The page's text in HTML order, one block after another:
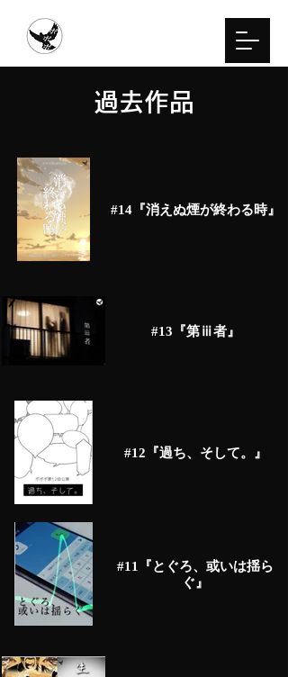
​過去作品
#14『消えぬ煙が終わる時』
#13『第ⅲ者』
#12『過ち、そして。』
#11『とぐろ、或いは揺ら
ぐ』